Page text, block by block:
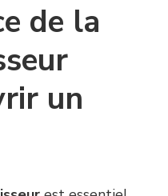
de la
un